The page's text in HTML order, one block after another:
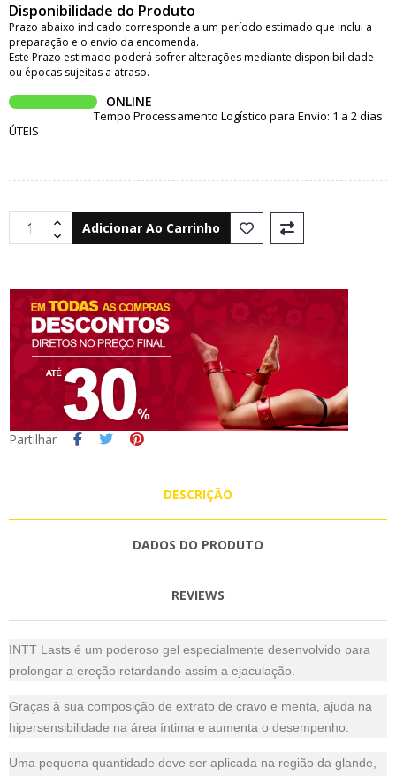
Disponibilidade do Produto
Prazo abaixo indicado corresponde a um período estimado que inclui a
preparação e o envio da encomenda.
Este Prazo estimado poderá sofrer alterações mediante disponibilidade
ou épocas sujeitas a atraso.
ONLINE
Tempo Processamento Logístico para Envio: 1 a 2 dias
ÚTEIS
Adicionar Ao Carrinho
Partilhar
DESCRIÇÃO
DADOS DO PRODUTO
REVIEWS
INTT Lasts é um poderoso gel especialmente desenvolvido para
prolongar a ereção retardando assim a ejaculação.
Graças à sua composição de extrato de cravo e menta, ajuda na
hipersensibilidade na área íntima e aumenta o desempenho.
Uma pequena quantidade deve ser aplicada na região da glande,